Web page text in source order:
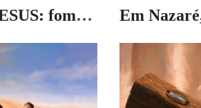
SEGUIR JESUS: fome e sede de estradas